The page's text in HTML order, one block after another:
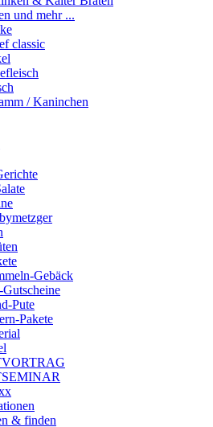
und mehr ...
classic
/ Kaninchen
Gebäck
Pute
Pakete
& finden